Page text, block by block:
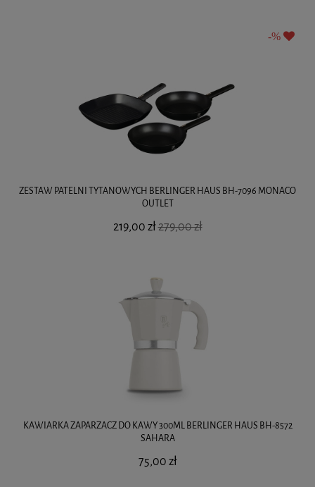
ZESTAW PATELNI TYTANOWYCH BERLINGER HAUS BH-7096 MONACO
OUTLET
219,00 zł279,00 zł
KAWIARKA ZAPARZACZ DO KAWY 300ML BERLINGER HAUS BH-8572
SAHARA
75,00 zł